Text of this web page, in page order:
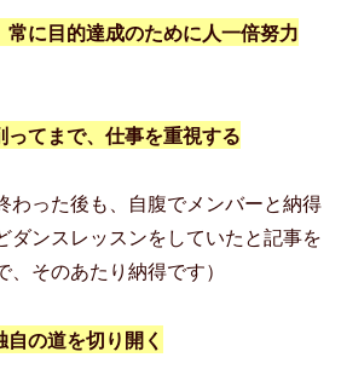
常に目的達成のために人一倍努力
ってまで、仕事を重視する
わった後も、自腹でメンバーと納得
ダンスレッスンをしていたと記事を
そのあたり納得です）
自の道を切り開く